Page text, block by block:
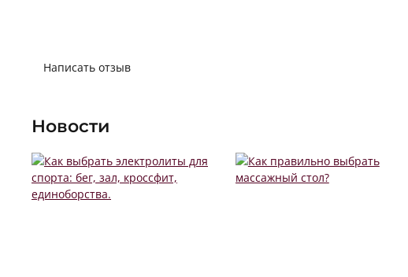
Написать отзыв
Новости